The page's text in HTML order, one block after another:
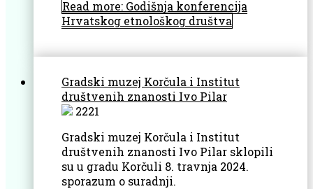
Read more: Godišnja konferencija
Hrvatskog etnološkog društva
Gradski muzej Korčula i Institut
društvenih znanosti Ivo Pilar
2221
Gradski muzej Korčula i Institut
društvenih znanosti Ivo Pilar sklopili
su u gradu Korčuli 8. travnja 2024.
sporazum o suradnji.